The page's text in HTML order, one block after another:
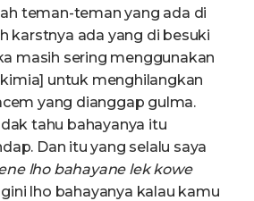
teman-teman yang ada di
karstnya ada yang di besuki
masih sering menggunakan
untuk menghilangkan
yang dianggap gulma.
tahu bahayanya itu
Dan itu yang selalu saya
lho bahayane lek kowe
lho bahayanya kalau kamu